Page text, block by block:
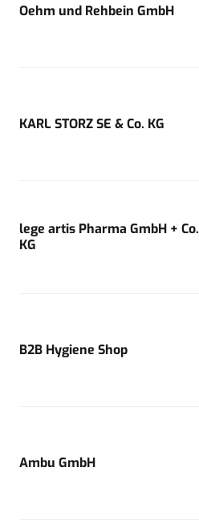
Oehm und Rehbein GmbH
KARL STORZ SE & Co. KG
lege artis Pharma GmbH + Co.
KG
B2B Hygiene Shop
Ambu GmbH